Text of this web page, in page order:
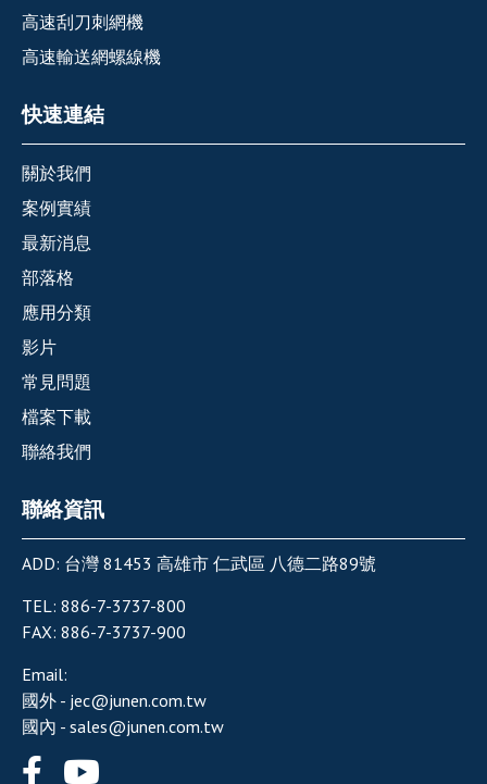
高速刮刀刺網機
高速輸送網螺線機
快速連結
關於我們
案例實績
最新消息
部落格
應用分類
影片
常見問題
檔案下載
聯絡我們
聯絡資訊
ADD: 台灣 81453 高雄市 仁武區 八德二路89號
TEL: 886-7-3737-800
FAX: 886-7-3737-900
Email:
國外 - jec@junen.com.tw
國內 - sales@junen.com.tw